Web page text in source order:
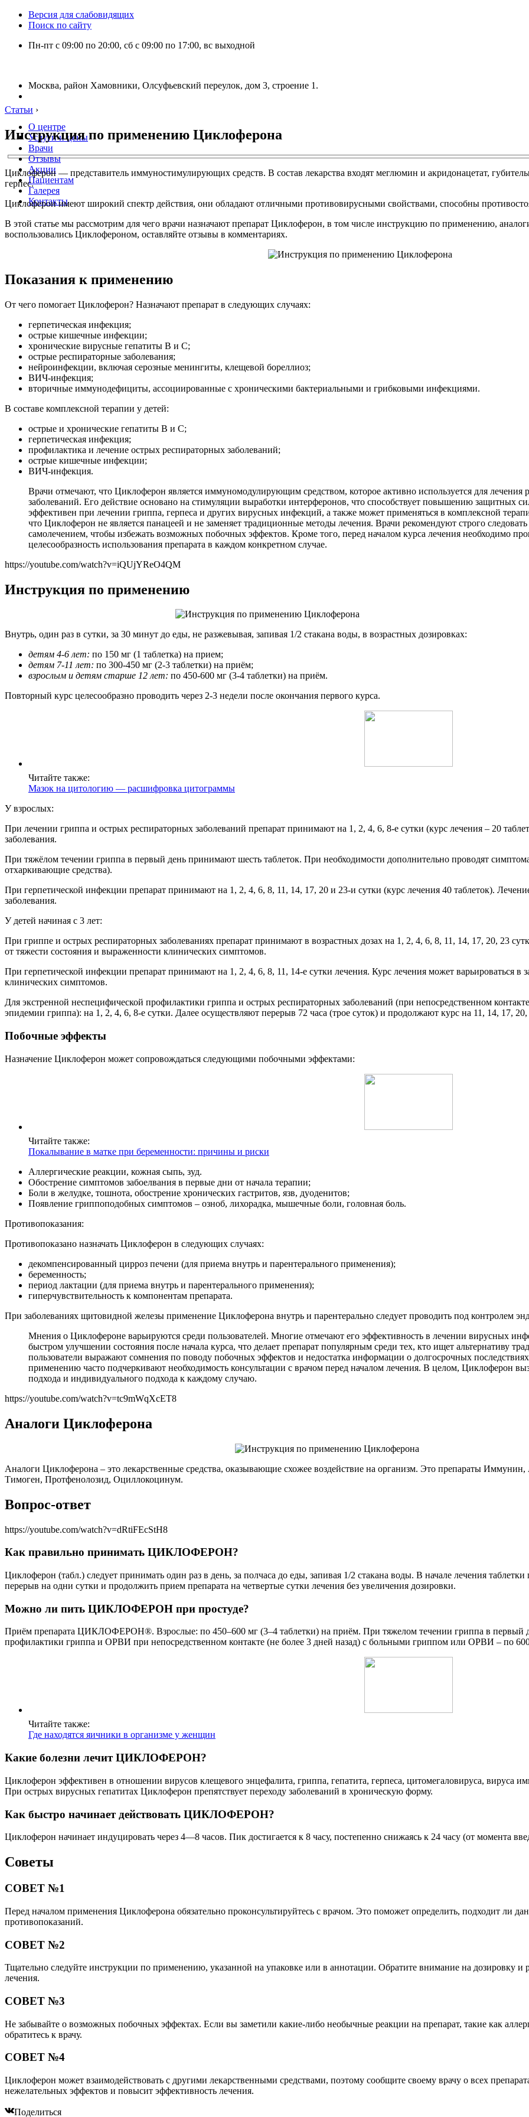
Версия для слабовидящих
Поиск по сайту
Пн-пт с 09:00 по 20:00, сб с 09:00 по 17:00, вс выходной
Москва, район Хамовники, Олсуфьевский переулок, дом 3, строение 1.
О центре
Услуги и цены
Врачи
Отзывы
Акции
Пациентам
Галерея
Контакты
Статьи ›
Инструкция по применению Циклоферона
Циклоферон — представитель иммуностимулирующих средств. В состав лекарства входят меглюмин и акридонацетат,
герпес.
Циклоферон имеют широкий спектр действия, они обладают отличными противовирусными свойствами, способны
В этой статье мы рассмотрим для чего врачи назначают препарат Циклоферон, в том числе инструкцию по применению,
воспользовались Циклофероном, оставляйте отзывы в комментариях.
Показания к применению
От чего помогает Циклоферон? Назначают препарат в следующих случаях:
герпетическая инфекция;
острые кишечные инфекции;
хронические вирусные гепатиты В и С;
острые респираторные заболевания;
нейроинфекции, включая серозные менингиты, клещевой бореллиоз;
ВИЧ-инфекция;
вторичные иммунодефициты, ассоциированные с хроническими бактериальными и грибковыми инфекциями.
В составе комплексной терапии у детей:
острые и хронические гепатиты В и С;
герпетическая инфекция;
профилактика и лечение острых респираторных заболеваний;
острые кишечные инфекции;
ВИЧ-инфекция.
Врачи отмечают, что Циклоферон является иммуномодулирующим средством, которое активно используется для
заболеваний. Его действие основано на стимуляции выработки интерферонов, что способствует повышению защитных
эффективен при лечении гриппа, герпеса и других вирусных инфекций, а также может применяться в комплексной
что Циклоферон не является панацеей и не заменяет традиционные методы лечения. Врачи рекомендуют строго
самолечением, чтобы избежать возможных побочных эффектов. Кроме того, перед началом курса лечения необходимо
целесообразность использования препарата в каждом конкретном случае.
https://youtube.com/watch?v=iQUjYReO4QM
Инструкция по применению
Внутрь, один раз в сутки, за 30 минут до еды, не разжевывая, запивая 1/2 стакана воды, в возрастных дозировках:
детям 4-6 лет: по 150 мг (1 таблетка) на прием;
детям 7-11 лет: по 300-450 мг (2-3 таблетки) на приём;
взрослым и детям старше 12 лет: по 450-600 мг (3-4 таблетки) на приём.
Повторный курс целесообразно проводить через 2-3 недели после окончания первого курса.
Читайте также:
Мазок на цитологию — расшифровка цитограммы
У взрослых:
При лечении гриппа и острых респираторных заболеваний препарат принимают на 1, 2, 4, 6, 8-е сутки (курс лечения – 20
заболевания.
При тяжёлом течении гриппа в первый день принимают шесть таблеток. При необходимости дополнительно проводят
отхаркивающие средства).
При герпетической инфекции препарат принимают на 1, 2, 4, 6, 8, 11, 14, 17, 20 и 23-и сутки (курс лечения 40 таблеток).
заболевания.
У детей начиная с 3 лет:
При гриппе и острых респираторных заболеваниях препарат принимают в возрастных дозах на 1, 2, 4, 6, 8, 11, 14, 17, 20, 23
от тяжести состояния и выраженности клинических симптомов.
При герпетической инфекции препарат принимают на 1, 2, 4, 6, 8, 11, 14-е сутки лечения. Курс лечения может варьироваться в
клинических симптомов.
Для экстренной неспецифической профилактики гриппа и острых респираторных заболеваний (при непосредственном
эпидемии гриппа): на 1, 2, 4, 6, 8-е сутки. Далее осуществляют перерыв 72 часа (трое суток) и продолжают курс на 11, 14, 17,
Побочные эффекты
Назначение Циклоферон может сопровождаться следующими побочными эффектами:
Читайте также:
Покалывание в матке при беременности: причины и риски
Аллергические реакции, кожная сыпь, зуд.
Обострение симптомов забоелвания в первые дни от начала терапии;
Боли в желудке, тошнота, обострение хронических гастритов, язв, дуоденитов;
Появление гриппоподобных симптомов – озноб, лихорадка, мышечные боли, головная боль.
Противопоказания:
Противопоказано назначать Циклоферон в следующих случаях:
декомпенсированный цирроз печени (для приема внутрь и парентерального применения);
беременность;
период лактации (для приема внутрь и парентерального применения);
гиперчувствительность к компонентам препарата.
При заболеваниях щитовидной железы применение Циклоферона внутрь и парентерально следует проводить под контролем
Мнения о Циклофероне варьируются среди пользователей. Многие отмечают его эффективность в лечении вирусных
быстром улучшении состояния после начала курса, что делает препарат популярным среди тех, кто ищет альтернативу
пользователи выражают сомнения по поводу побочных эффектов и недостатка информации о долгосрочных
применению часто подчеркивают необходимость консультации с врачом перед началом лечения. В целом, Циклоферон
подхода и индивидуального подхода к каждому случаю.
https://youtube.com/watch?v=tc9mWqXcET8
Аналоги Циклоферона
Аналоги Циклоферона – это лекарственные средства, оказывающие схожее воздействие на организм. Это препараты
Тимоген, Протфенолозид, Оциллокоцинум.
Вопрос-ответ
https://youtube.com/watch?v=dRtiFEcStH8
Как правильно принимать ЦИКЛОФЕРОН?
Циклоферон (табл.) следует принимать один раз в день, за полчаса до еды, запивая 1/2 стакана воды. В начале лечения
перерыв на одни сутки и продолжить прием препарата на четвертые сутки лечения без увеличения дозировки.
Можно ли пить ЦИКЛОФЕРОН при простуде?
Приём препарата ЦИКЛОФЕРОН®. Взрослые: по 450–600 мг (3–4 таблетки) на приём. При тяжелом течении гриппа в первый
профилактики гриппа и ОРВИ при непосредственном контакте (не более 3 дней назад) с больными гриппом или ОРВИ – по
Читайте также:
Где находятся яичники в организме у женщин
Какие болезни лечит ЦИКЛОФЕРОН?
Циклоферон эффективен в отношении вирусов клещевого энцефалита, гриппа, гепатита, герпеса, цитомегаловируса, вируса
При острых вирусных гепатитах Циклоферон препятствует переходу заболеваний в хроническую форму.
Как быстро начинает действовать ЦИКЛОФЕРОН?
Циклоферон начинает индуцировать через 4—8 часов. Пик достигается к 8 часу, постепенно снижаясь к 24 часу (от момента
Советы
СОВЕТ №1
Перед началом применения Циклоферона обязательно проконсультируйтесь с врачом. Это поможет определить, подходит ли
противопоказаний.
СОВЕТ №2
Тщательно следуйте инструкции по применению, указанной на упаковке или в аннотации. Обратите внимание на дозировку
лечения.
СОВЕТ №3
Не забывайте о возможных побочных эффектах. Если вы заметили какие-либо необычные реакции на препарат, такие как
обратитесь к врачу.
СОВЕТ №4
Циклоферон может взаимодействовать с другими лекарственными средствами, поэтому сообщите своему врачу о всех
нежелательных эффектов и повысит эффективность лечения.
Поделиться